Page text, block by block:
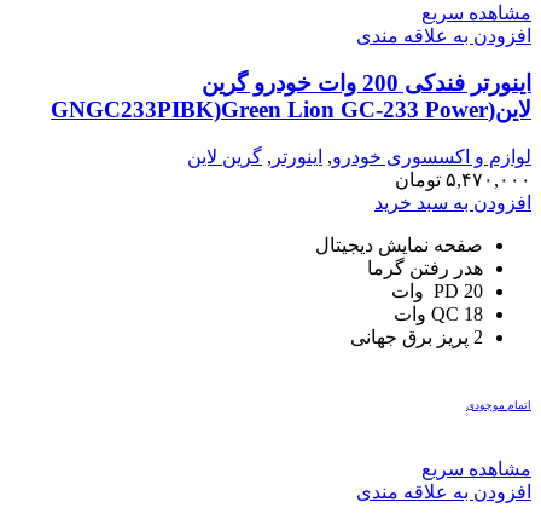
مشاهده سریع
افزودن به علاقه مندی
اینورتر فندکی 200 وات خودرو گرین
لاین(GNGC233PIBK)Green Lion GC-233 Power
لوازم و اکسسوری خودرو, اینورتر , گرین لاین
۵,۴۷۰,۰۰۰ تومان
افزودن به سبد خرید
صفحه نمایش دیجیتال
هدر رفتن گرما
PD 20 وات
QC 18 وات
2 پریز برق جهانی
اتمام موجودی
مشاهده سریع
افزودن به علاقه مندی